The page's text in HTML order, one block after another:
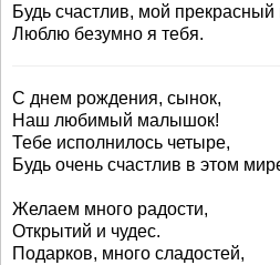
Будь счастлив, мой прекрасный
Люблю безумно я тебя.
С днем рождения, сынок,
Наш любимый малышок!
Тебе исполнилось четыре,
Будь очень счастлив в этом
Желаем много радости,
Открытий и чудес.
Подарков, много сладостей,